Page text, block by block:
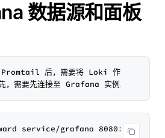
数据源和面板
后，需要将 Loki 作为数据源集成